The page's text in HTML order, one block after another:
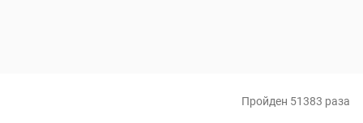
Пройден 51383 раза